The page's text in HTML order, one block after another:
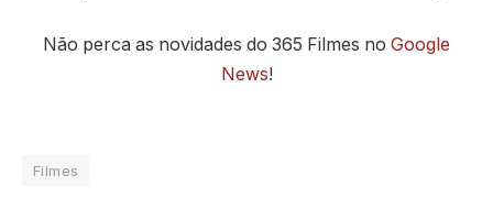
Não perca as novidades do 365 Filmes no Google
News!
Filmes